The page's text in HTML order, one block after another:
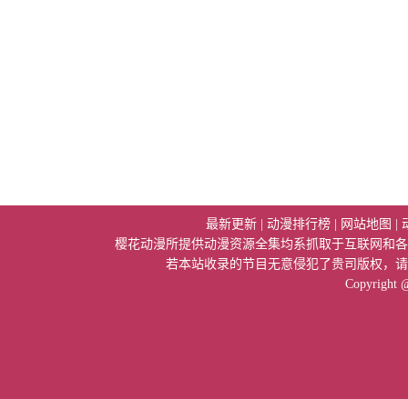
最新更新 动漫排行榜 网站地图
樱花动漫所提供动漫资源全集均系抓取于互联网和
若本站收录的节目无意侵犯了贵司版权，
Copyright